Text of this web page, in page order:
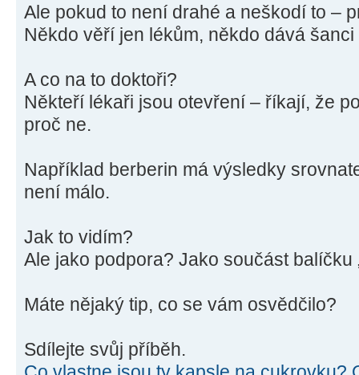
Ale pokud to není drahé a neškodí to –
Někdo věří jen lékům, někdo dává
A co na to doktoři?
Někteří lékaři jsou otevření – říkají, že
proč ne.
Například berberin má výsledky
není málo.
Jak to vidím?
Ale jako podpora? Jako součást balíčku
Máte nějaký tip, co se vám osvědčilo?
Sdílejte svůj příběh.